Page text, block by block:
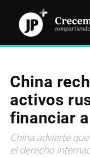
China
activos
financiar
China advierte
el derecho